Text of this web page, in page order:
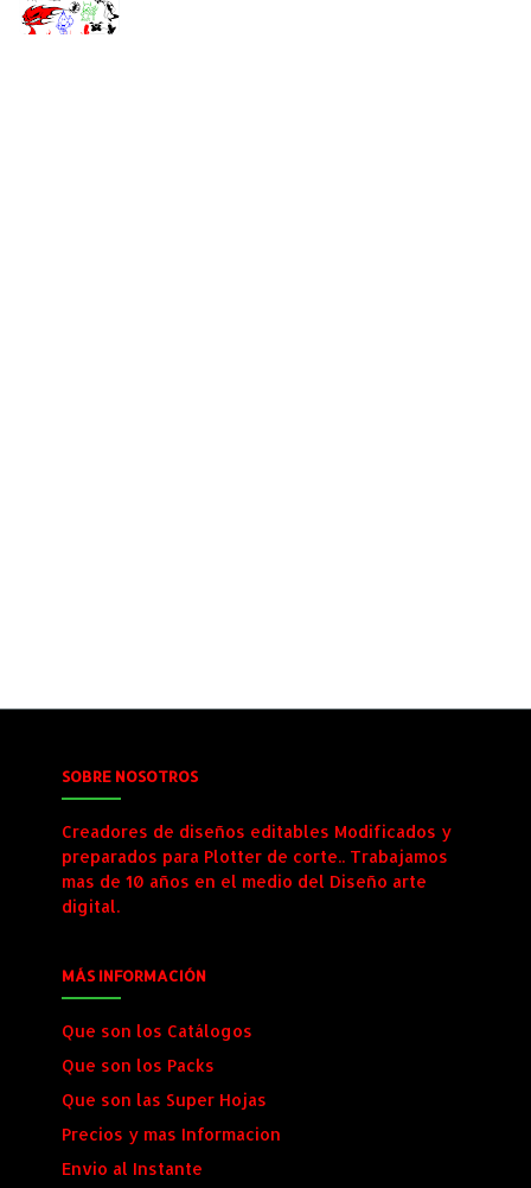
SOBRE NOSOTROS
Creadores de diseños editables Modificados y
preparados para Plotter de corte.. Trabajamos
mas de 10 años en el medio del Diseño arte
digital.
MÁS INFORMACIÓN
Que son los Catálogos
Que son los Packs
Que son las Super Hojas
Precios y mas Informacion
Envio al Instante